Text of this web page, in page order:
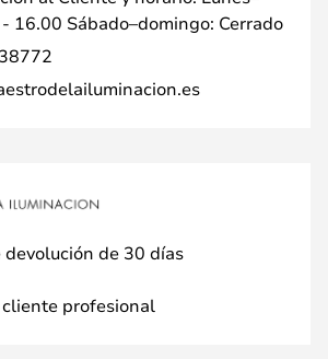
16.00 Sábado–domingo: Cerrado
devolución de 30 días
cliente profesional